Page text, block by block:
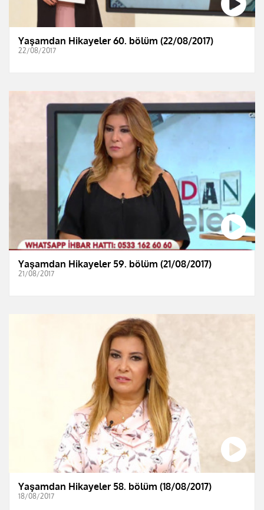
Yaşamdan Hikayeler 60. bölüm (22/08/2017)
22/08/2017
Yaşamdan Hikayeler 59. bölüm (21/08/2017)
21/08/2017
Yaşamdan Hikayeler 58. bölüm (18/08/2017)
18/08/2017